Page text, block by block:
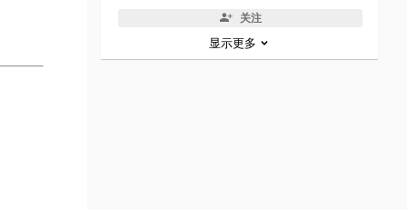
关注
显示更多